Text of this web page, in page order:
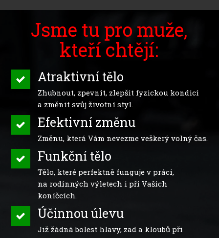
Jsme tu pro muže,
kteří chtějí:
Atraktivní tělo
Zhubnout, zpevnit, zlepšit fyzickou kondici
a změnit svůj životní styl.
Efektivní změnu
Změnu, která Vám nevezme veškerý volný čas.
Funkční tělo
Tělo, které perfektně funguje v práci,
na rodinných výletech i při Vašich
koníčcích.
Účinnou úlevu
Již žádná bolest hlavy, zad a kloubů při